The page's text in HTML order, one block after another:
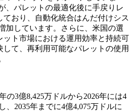
、パレットの最適化後に手戻りレ
おり、自動化統合はんだ付けシス
加しています。さらに、米国の選
ット市場における運用効率と持続可
て、再利用可能なパレットの使用
の3億8,425万ドルから2026年には4
、2035年までに4億4,075万ドルに